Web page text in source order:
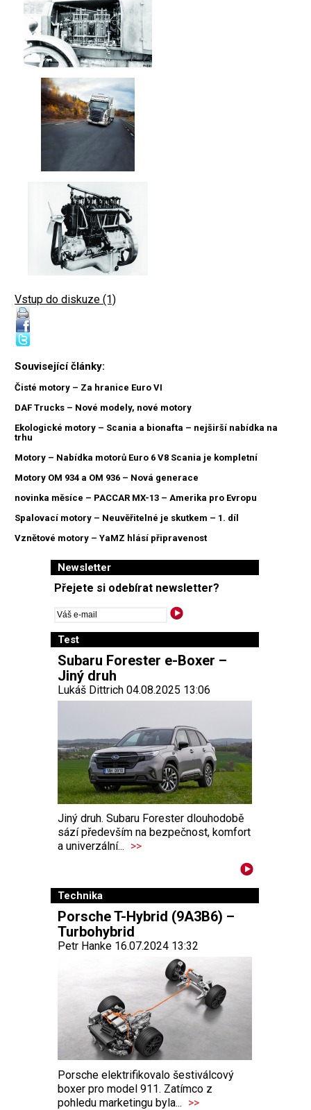
Vstup do diskuze (1)
Související články:
Čisté motory – Za hranice Euro VI
DAF Trucks – Nové modely, nové motory
Ekologické motory – Scania a bionafta – nejširší nabídka na
trhu
Motory – Nabídka motorů Euro 6 V8 Scania je kompletní
Motory OM 934 a OM 936 – Nová generace
novinka měsíce – PACCAR MX-13 – Amerika pro Evropu
Spalovací motory – Neuvěřitelné je skutkem – 1. díl
Vznětové motory – YaMZ hlásí připravenost
Newsletter
Přejete si odebírat newsletter?
Test
Subaru Forester e-Boxer –
Jiný druh
Lukáš Dittrich 04.08.2025 13:06
Jiný druh. Subaru Forester dlouhodobě
sází především na bezpečnost, komfort
a univerzální... >>
Technika
Porsche T-Hybrid (9A3B6) –
Turbohybrid
Petr Hanke 16.07.2024 13:32
Porsche elektrifikovalo šestiválcový
boxer pro model 911. Zatímco z
pohledu marketingu byla... >>